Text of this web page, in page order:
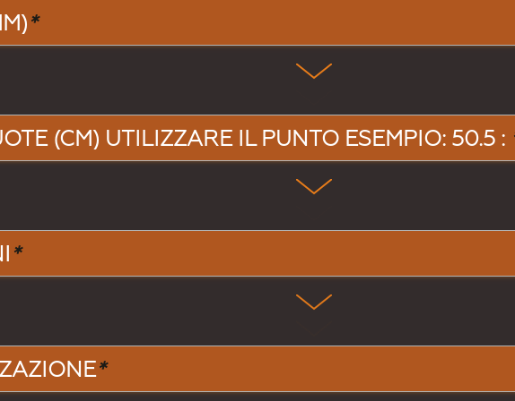
*
(CM) UTILIZZARE IL PUNTO ESEMPIO: 50.5 :
*
*